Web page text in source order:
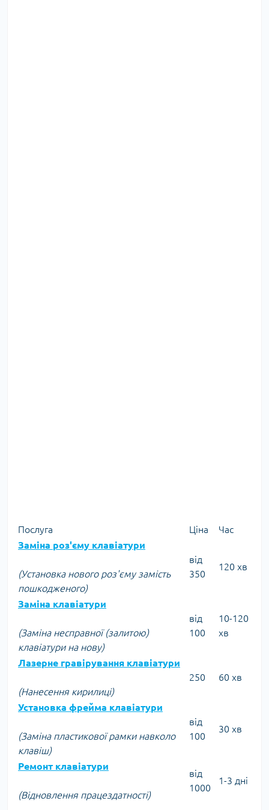
Послуга Ціна
Час
Заміна роз'єму клавіатури
(Установка нового роз'єму замість
пошкодженого)
від
350
120 хв
Заміна клавіатури
(Заміна несправної (залитою)
клавіатури на нову)
від
100
10-120
хв
Лазерне гравірування клавіатури
(Нанесення кирилиці)
250 60 хв
Установка фрейма клавіатури
(Заміна пластикової рамки навколо
клавіш)
від
100
30 хв
Ремонт клавіатури
(Відновлення працездатності)
від
1000
1-3 дні